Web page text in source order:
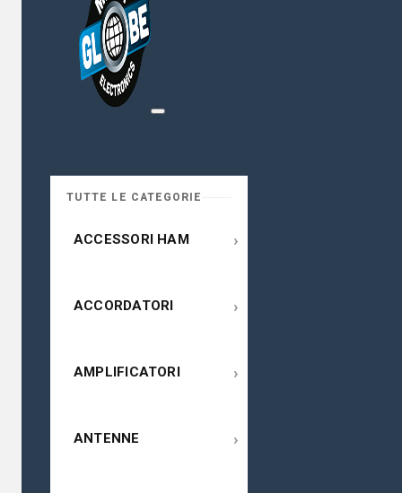
TUTTE LE CATEGORIE
ACCESSORI HAM ›
ACCORDATORI ›
AMPLIFICATORI ›
ANTENNE ›